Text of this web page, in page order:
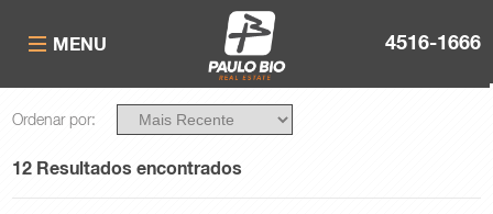
4516-1666
MENU
Você Deseja
Finalidade
Ordenar por:
12 Resultados encontrados